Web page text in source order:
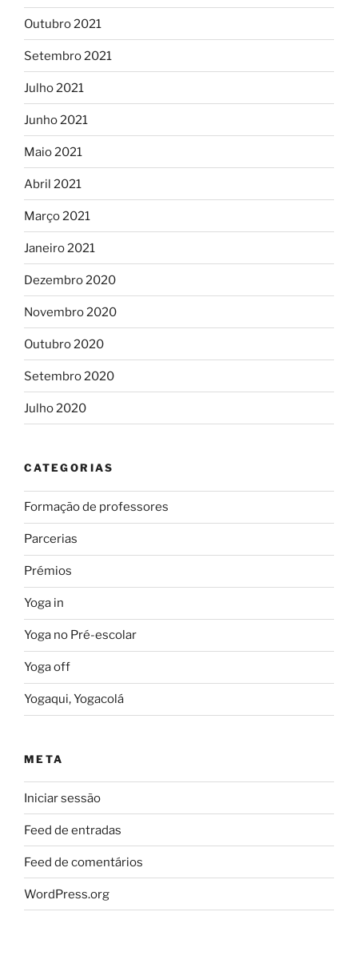
Outubro 2021
Setembro 2021
Julho 2021
Junho 2021
Maio 2021
Abril 2021
Março 2021
Janeiro 2021
Dezembro 2020
Novembro 2020
Outubro 2020
Setembro 2020
Julho 2020
CATEGORIAS
Formação de professores
Parcerias
Prémios
Yoga in
Yoga no Pré-escolar
Yoga off
Yogaqui, Yogacolá
META
Iniciar sessão
Feed de entradas
Feed de comentários
WordPress.org